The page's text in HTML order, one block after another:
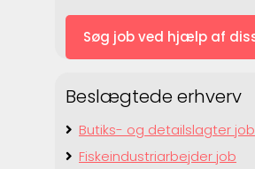
Beslægtede erhverv
Butiks- og detailslagter job
Fiskeindustriarbejder job